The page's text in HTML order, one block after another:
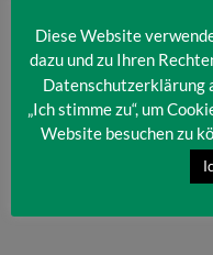
Unsere Gäste(1)
Diese Website
dazu und zu Ihren
Datenschutzerklärung
„Ich stimme zu“, um
Website besuchen zu